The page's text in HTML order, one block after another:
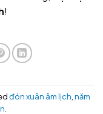
!
đón xuân âm lịch năm